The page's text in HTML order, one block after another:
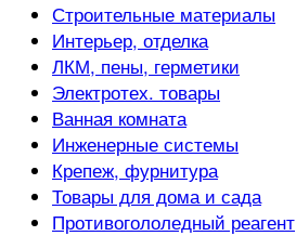
Строительные материалы
Интерьер, отделка
ЛКМ, пены, герметики
Электротех. товары
Ванная комната
Инженерные системы
Крепеж, фурнитура
Товары для дома и сада
Противогололедный реагент